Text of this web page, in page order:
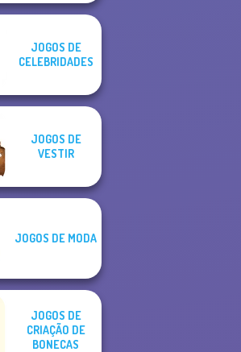
JOGOS DE
CELEBRIDADES
JOGOS DE
VESTIR
JOGOS DE MODA
JOGOS DE
CRIAÇÃO DE
BONECAS